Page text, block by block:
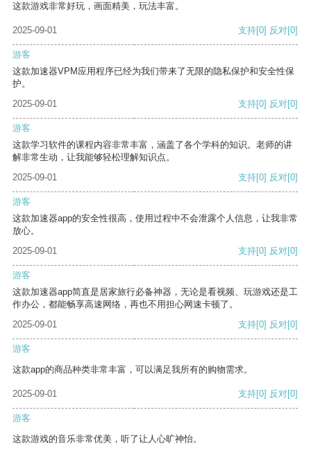
这款游戏非常好玩，画面精美，玩法丰富。
2025-09-01 支持[0] 反对[0]
游客
这款加速器VPM应用程序已经为我们带来了无限的隐私保护和安全性保
护。
2025-09-01
支持[0] 反对[0]
游客
这款学习软件的课程内容非常丰富，涵盖了各个学科的知识。老师的讲
解非常生动，让我能够轻松理解知识点。
2025-09-01
支持[0] 反对[0]
游客
这款加速器app的安全性很高，使用过程中不会泄露个人信息，让我非常
放心。
2025-09-01
支持[0] 反对[0]
游客
这款加速器app简直是居家旅行必备神器，无论是看视频、玩游戏还是工
作办公，都能畅享高速网络，再也不用担心网速卡顿了。
2025-09-01
支持[0] 反对[0]
游客
这款app的商品种类非常丰富，可以满足我所有的购物需求。
2025-09-01 支持[0] 反对[0]
游客
这款游戏的音乐非常优美，听了让人心旷神怡。